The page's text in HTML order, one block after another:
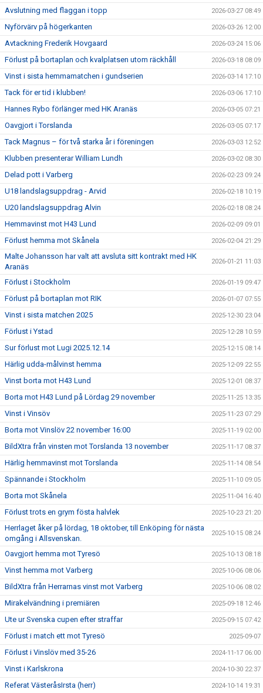
Avslutning med flaggan i topp 2026-03-27 08:49
Nyförvärv på högerkanten 2026-03-26 12:00
Avtackning Frederik Hovgaard 2026-03-24 15:06
Förlust på bortaplan och kvalplatsen utom räckhåll 2026-03-18 08:09
Vinst i sista hemmamatchen i gundserien 2026-03-14 17:10
Tack för er tid i klubben! 2026-03-06 17:10
Hannes Rybo förlänger med HK Aranäs 2026-03-05 07:21
Oavgjort i Torslanda 2026-03-05 07:17
Tack Magnus – för två starka år i föreningen 2026-03-03 12:52
Klubben presenterar William Lundh 2026-03-02 08:30
Delad pott i Varberg 2026-02-23 09:24
U18 landslagsuppdrag - Arvid 2026-02-18 10:19
U20 landslagsuppdrag Alvin 2026-02-18 08:24
Hemmavinst mot H43 Lund 2026-02-09 09:01
Förlust hemma mot Skånela 2026-02-04 21:29
Malte Johansson har valt att avsluta sitt kontrakt med HK
Aranäs
2026-01-21 11:03
Förlust i Stockholm 2026-01-19 09:47
Förlust på bortaplan mot RIK 2026-01-07 07:55
Vinst i sista matchen 2025 2025-12-30 23:04
Förlust i Ystad 2025-12-28 10:59
Sur förlust mot Lugi 2025.12.14 2025-12-15 08:14
Härlig udda-målvinst hemma 2025-12-09 22:55
Vinst borta mot H43 Lund 2025-12-01 08:37
Borta mot H43 Lund på Lördag 29 november 2025-11-25 13:35
Vinst i Vinsöv 2025-11-23 07:29
Borta mot Vinslöv 22 november 16:00 2025-11-19 02:00
BildXtra från vinsten mot Torslanda 13 november 2025-11-17 08:37
Härlig hemmavinst mot Torslanda 2025-11-14 08:54
Spännande i Stockholm 2025-11-10 09:05
Borta mot Skånela 2025-11-04 16:40
Förlust trots en grym fösta halvlek 2025-10-23 21:20
Herrlaget åker på lördag, 18 oktober, till Enköping för nästa
omgång i Allsvenskan.
2025-10-15 08:24
Oavgjort hemma mot Tyresö 2025-10-13 08:18
Vinst hemma mot Varberg 2025-10-06 08:06
BildXtra från Herrarnas vinst mot Varberg 2025-10-06 08:02
Mirakelvändning i premiären 2025-09-18 12:46
Ute ur Svenska cupen efter straffar 2025-09-15 07:42
Förlust i match ett mot Tyresö 2025-09-07
Förlust i Vinslöv med 35-26 2024-11-17 06:00
Vinst i Karlskrona 2024-10-30 22:37
Referat VästeråsIrsta (herr) 2024-10-14 19:31